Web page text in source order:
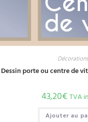
Décorations
Dessin porte ou centre de
43,20€ TVA
Ajouter au